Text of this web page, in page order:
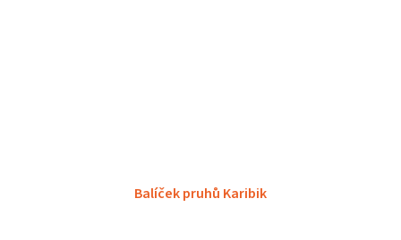
Balíček pruhů Karibik